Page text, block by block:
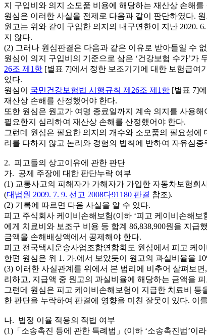
지 구입비와 의지 소모품 비용에 해당하는 재산상 손해를
원심은 이러한 사실을 전제로 다음과 같이 판단하였다.
원고는 위와 같이 구입한 의지의 내구연한이 지난 2020.
지 않다.
(2) 그러나 원심판결은 다음과 같은 이유로 받아들일 수
원심이 의지 구입비의 기준으로 삼은 ‘건강보험 수가’가
26조 제1항 [별표 7]에서 정한 보조기기에 대한 보험급여
있다.
원심이 국민건강보험법 시행규칙 제26조 제1항 [별표 7]
재산상 손해를 산정했어야 한다.
또한 원심은 원고가 여명 종료일까지 계속 의지를 사용
필요한지 심리하여 재산상 손해를 산정했어야 한다.
그런데 원심은 필요한 의지의 개수와 소모품의 필요성
리를 다하지 않고 논리와 경험의 법칙에 반하여 자유심
2. 피고들의 상고이유에 관한 판단
가. 공제 주장에 대한 판단누락 여부
(1) 교통사고의 피해자가 가해자가 가입한 자동차보험
(대법원 2009. 7. 9. 선고 2008다91180 판결 참조).
(2) 기록에 따르면 다음 사실을 알 수 있다.
피고 주식회사 케이비손해보험(이하 ‘피고 케이비손해
에게 치료비와 보조구 비용 등 합계 86,838,900원을 지
금액을 손해배상액에서 공제해야 한다.
피고 전국택시운송사업조합연합회도 원심에서 피고 케
한편 원심은 위 1. 가.에서 보았듯이 원고의 과실비율을
(3) 이러한 사실관계를 위에서 본 법리에 비추어 살펴보
리하고, 지급액 중 원고의 과실비율에 해당하는 금액을
그런데 원심은 피고 케이비손해보험이 지급한 치료비
한 판단을 누락하여 판결에 영향을 미친 잘못이 있다. 이
나. 법정 이율 적용의 적법 여부
(1)「소송촉진 등에 관한 특례법」(이하 ‘소송촉진법’이